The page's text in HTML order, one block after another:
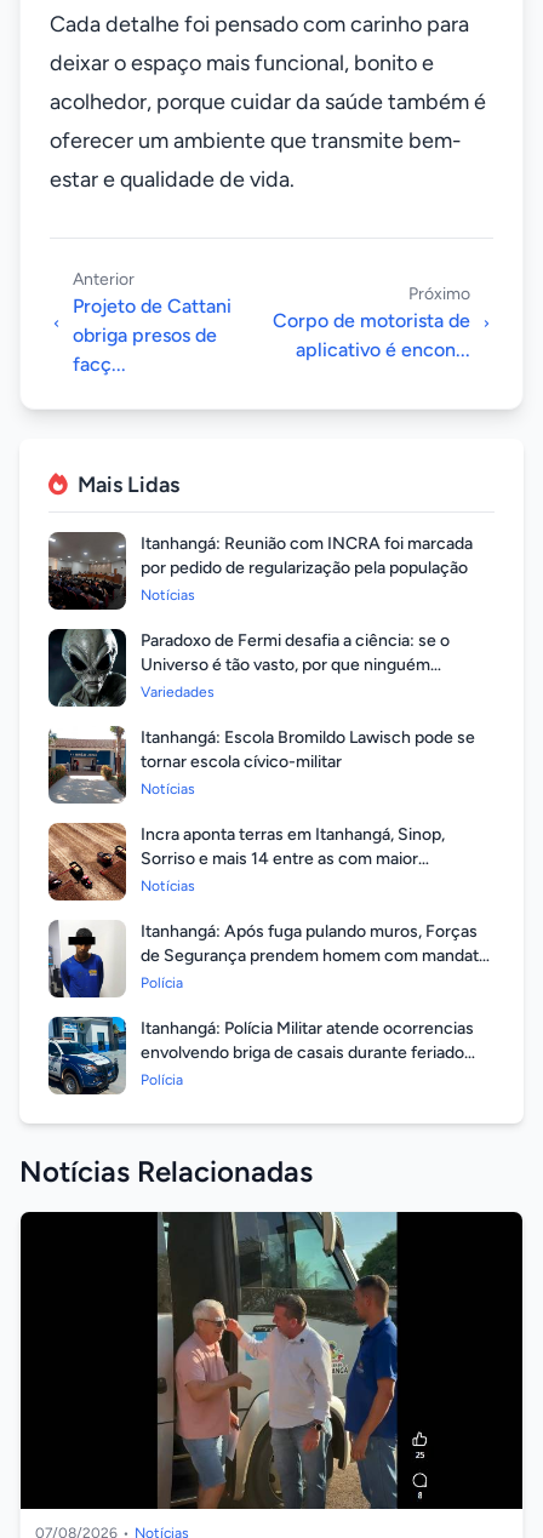
Cada detalhe foi pensado com carinho para
deixar o espaço mais funcional, bonito e
acolhedor, porque cuidar da saúde também é
oferecer um ambiente que transmite bem-
estar e qualidade de vida.
Anterior
Projeto de Cattani
obriga presos de
facç...
Próximo
Corpo de motorista de
aplicativo é encon...
Mais Lidas
Itanhangá: Reunião com INCRA foi marcada
por pedido de regularização pela população
Notícias
Paradoxo de Fermi desafia a ciência: se o
Universo é tão vasto, por que ninguém
respondeu?
Variedades
Itanhangá: Escola Bromildo Lawisch pode se
tornar escola cívico-militar
Notícias
Incra aponta terras em Itanhangá, Sinop,
Sorriso e mais 14 entre as com maior
valorização
Notícias
Itanhangá: Após fuga pulando muros, Forças
de Segurança prendem homem com mandato
em aberto por homicídio
Polícia
Itanhangá: Polícia Militar atende ocorrencias
envolvendo briga de casais durante feriado
prolongado
Polícia
Notícias Relacionadas
07/08/2026 • Notícias